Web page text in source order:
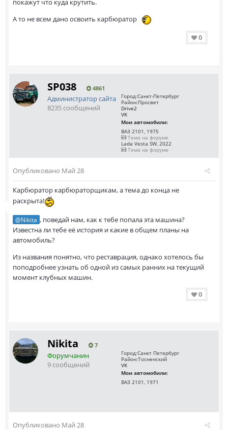
А то не всем дано освоить карбюратор
0
SP038 4861
Администратор сайта
8235 сообщений
Город:Санкт-Петербург
Район:Просвет
Drive2
VK
Мои автомобили:
ВАЗ 2101, 1975
Тема на форуме
Lada Vesta SW, 2022
Тема на форуме
Опубликовано Май 28
Карбюратор карбюраторщикам, а тема до конца не
раскрыта!
@Nikita , поведай нам, как к тебе попала эта машина?
Известна ли тебе её история и какие в общем планы на
автомобиль?
Из названия понятно, что реставрация, однако хотелось бы
поподробнее узнать об одной из самых ранних на текущий
момент клубных машин.
0
Nikita 7
Форумчанин
9 сообщений
Город:Санкт Петербург
Район:Тосненский
VK
Мои автомобили:
ВАЗ 2101, 1971
Опубликовано Май 28